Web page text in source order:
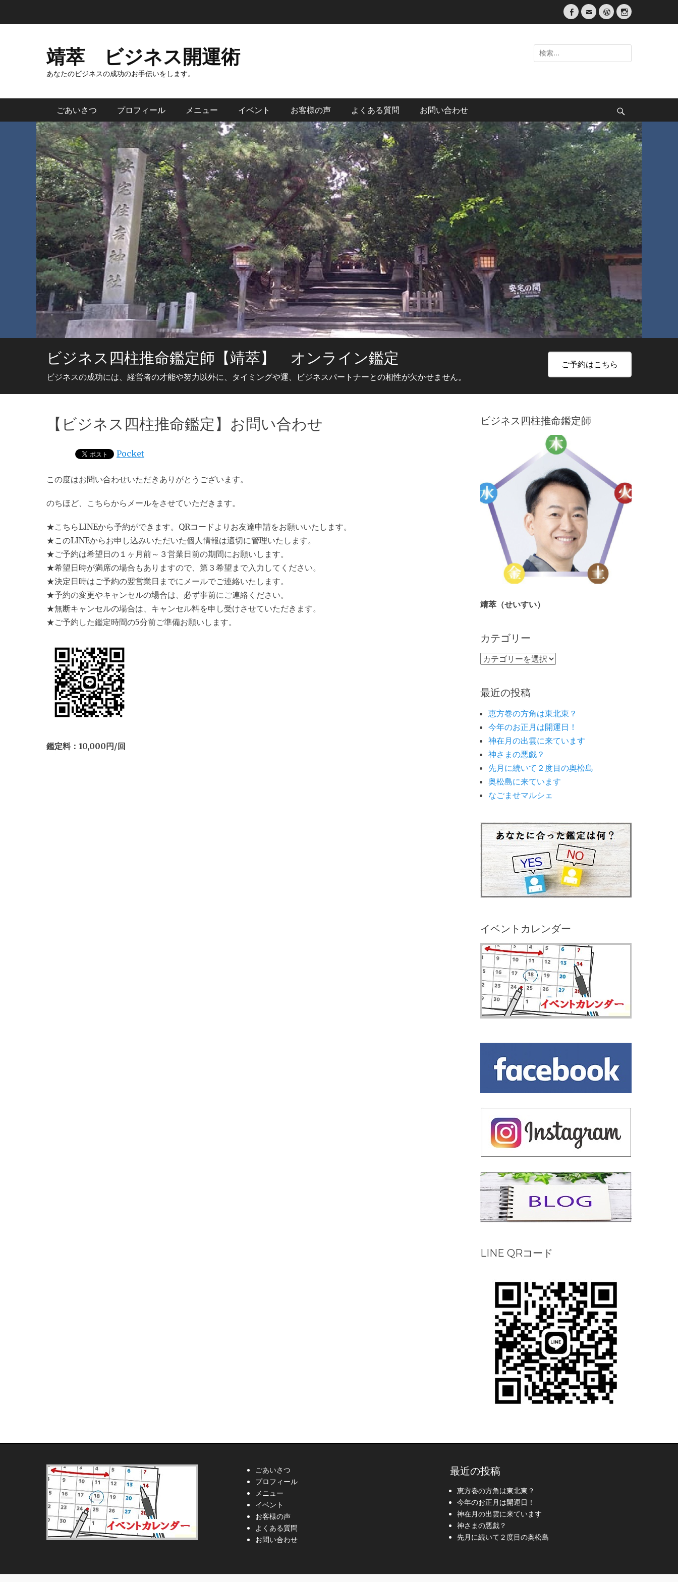
キ
Facebook
メ
WordPressInstagram
靖萃 ビジネス開運術
あなたのビジネスの成功のお手伝いをします。
検
索:
メインメニュー
ごあいさつ プロフィール メニュー イベント お客様の声 よくある質問 お問い合わせ
索
ビジネス四柱推命鑑定師【靖萃】 オンライン鑑定
ビジネスの成功には、経営者の才能や努力以外に、タイミングや運、ビジネスパートナーとの相性が欠かせません。
ご予約はこちら
【ビジネス四柱推命鑑定】お問い合わせ
Pocket
この度はお問い合わせいただきありがとうございます。
のちほど、こちらからメールをさせていただきます。
★こちらLINEから予約ができます。QRコードよりお友達申請をお願いいたします。
★このLINEからお申し込みいただいた個人情報は適切に管理いたします。
★ご予約は希望日の１ヶ月前～３営業日前の期間にお願いします。
★希望日時が満席の場合もありますので、第３希望まで入力してください。
★決定日時はご予約の翌営業日までにメールでご連絡いたします。
★予約の変更やキャンセルの場合は、必ず事前にご連絡ください。
★無断キャンセルの場合は、キャンセル料を申し受けさせていただきます。
★ご予約した鑑定時間の5分前ご準備お願いします。
鑑定料：10,000円/回
ビジネス四柱推命鑑定師
靖萃（せいすい）
カテゴリー
カ
リ
ー
最近の投稿
恵方巻の方角は東北東？
今年のお正月は開運日！
神在月の出雲に来ています
神さまの悪戯？
先月に続いて２度目の奥松島
奥松島に来ています
なごませマルシェ
イベントカレンダー
LINE QRコード
ごあいさつ
プロフィール
メニュー
イベント
お客様の声
よくある質問
お問い合わせ
最近の投稿
恵方巻の方角は東北東？
今年のお正月は開運日！
神在月の出雲に来ています
神さまの悪戯？
先月に続いて２度目の奥松島